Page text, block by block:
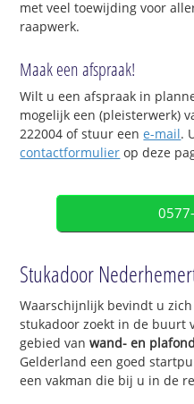
met veel toewijding voor
raapwerk.
Maak een afspraak!
Wilt u een afspraak in
mogelijk een (pleisterwerk)
222004 of stuur eene-mail.
contactformulier op deze
Stukadoor
Waarschijnlijk bevindt u
stukadoor zoekt in de buurt
gebied vanwand- en
Gelderland een goed
een vakman die bij u in de